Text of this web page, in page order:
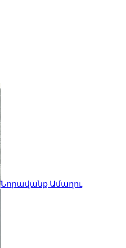
Նորավանք Ամաղու